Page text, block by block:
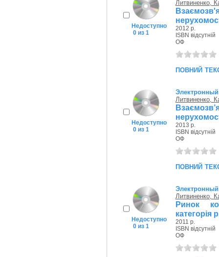
Недоступно
0 из 1
Литвиненко,
2012 р.
ISBN відсутній
ОФ
повний
Недоступно
0 из 1
Электронный
Литвиненко,
2013 р.
ISBN відсутній
ОФ
повний
Недоступно
0 из 1
Электронный
Литвиненко,
Ринок
категорія
2011 р.
ISBN відсутній
ОФ